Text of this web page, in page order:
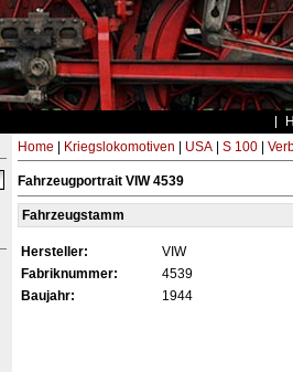
Home Kriegslokomotiven USA| S 100|
Fahrzeugportrait VIW 4539
Fahrzeugstamm
Hersteller:
VIW
Fabriknummer:
4539
Baujahr:
1944